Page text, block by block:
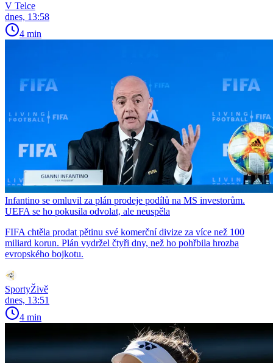
V Telce
dnes, 13:58
4 min
Infantino se omluvil za plán prodeje podílů na MS investorům.
UEFA se ho pokusila odvolat, ale neuspěla
FIFA chtěla prodat pětinu své komerční divize za více než 100
miliard korun. Plán vydržel čtyři dny, než ho pohřbila hrozba
evropského bojkotu.
SportyŽivě
dnes, 13:51
4 min